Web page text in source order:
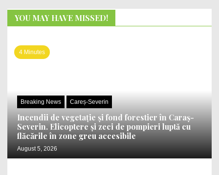
YOU MAY HAVE MISSED!
4 Minutes
Breaking News Careș-Severin
Incendii de vegetație și fond forestier în Caraș-
Severin. Elicoptere și zeci de pompieri luptă cu
flăcările în zone greu accesibile
August 5, 2026